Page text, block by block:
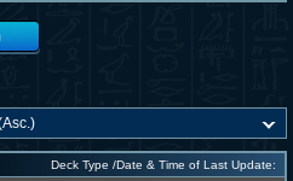
Deck Type /Date & Time of Last Update: